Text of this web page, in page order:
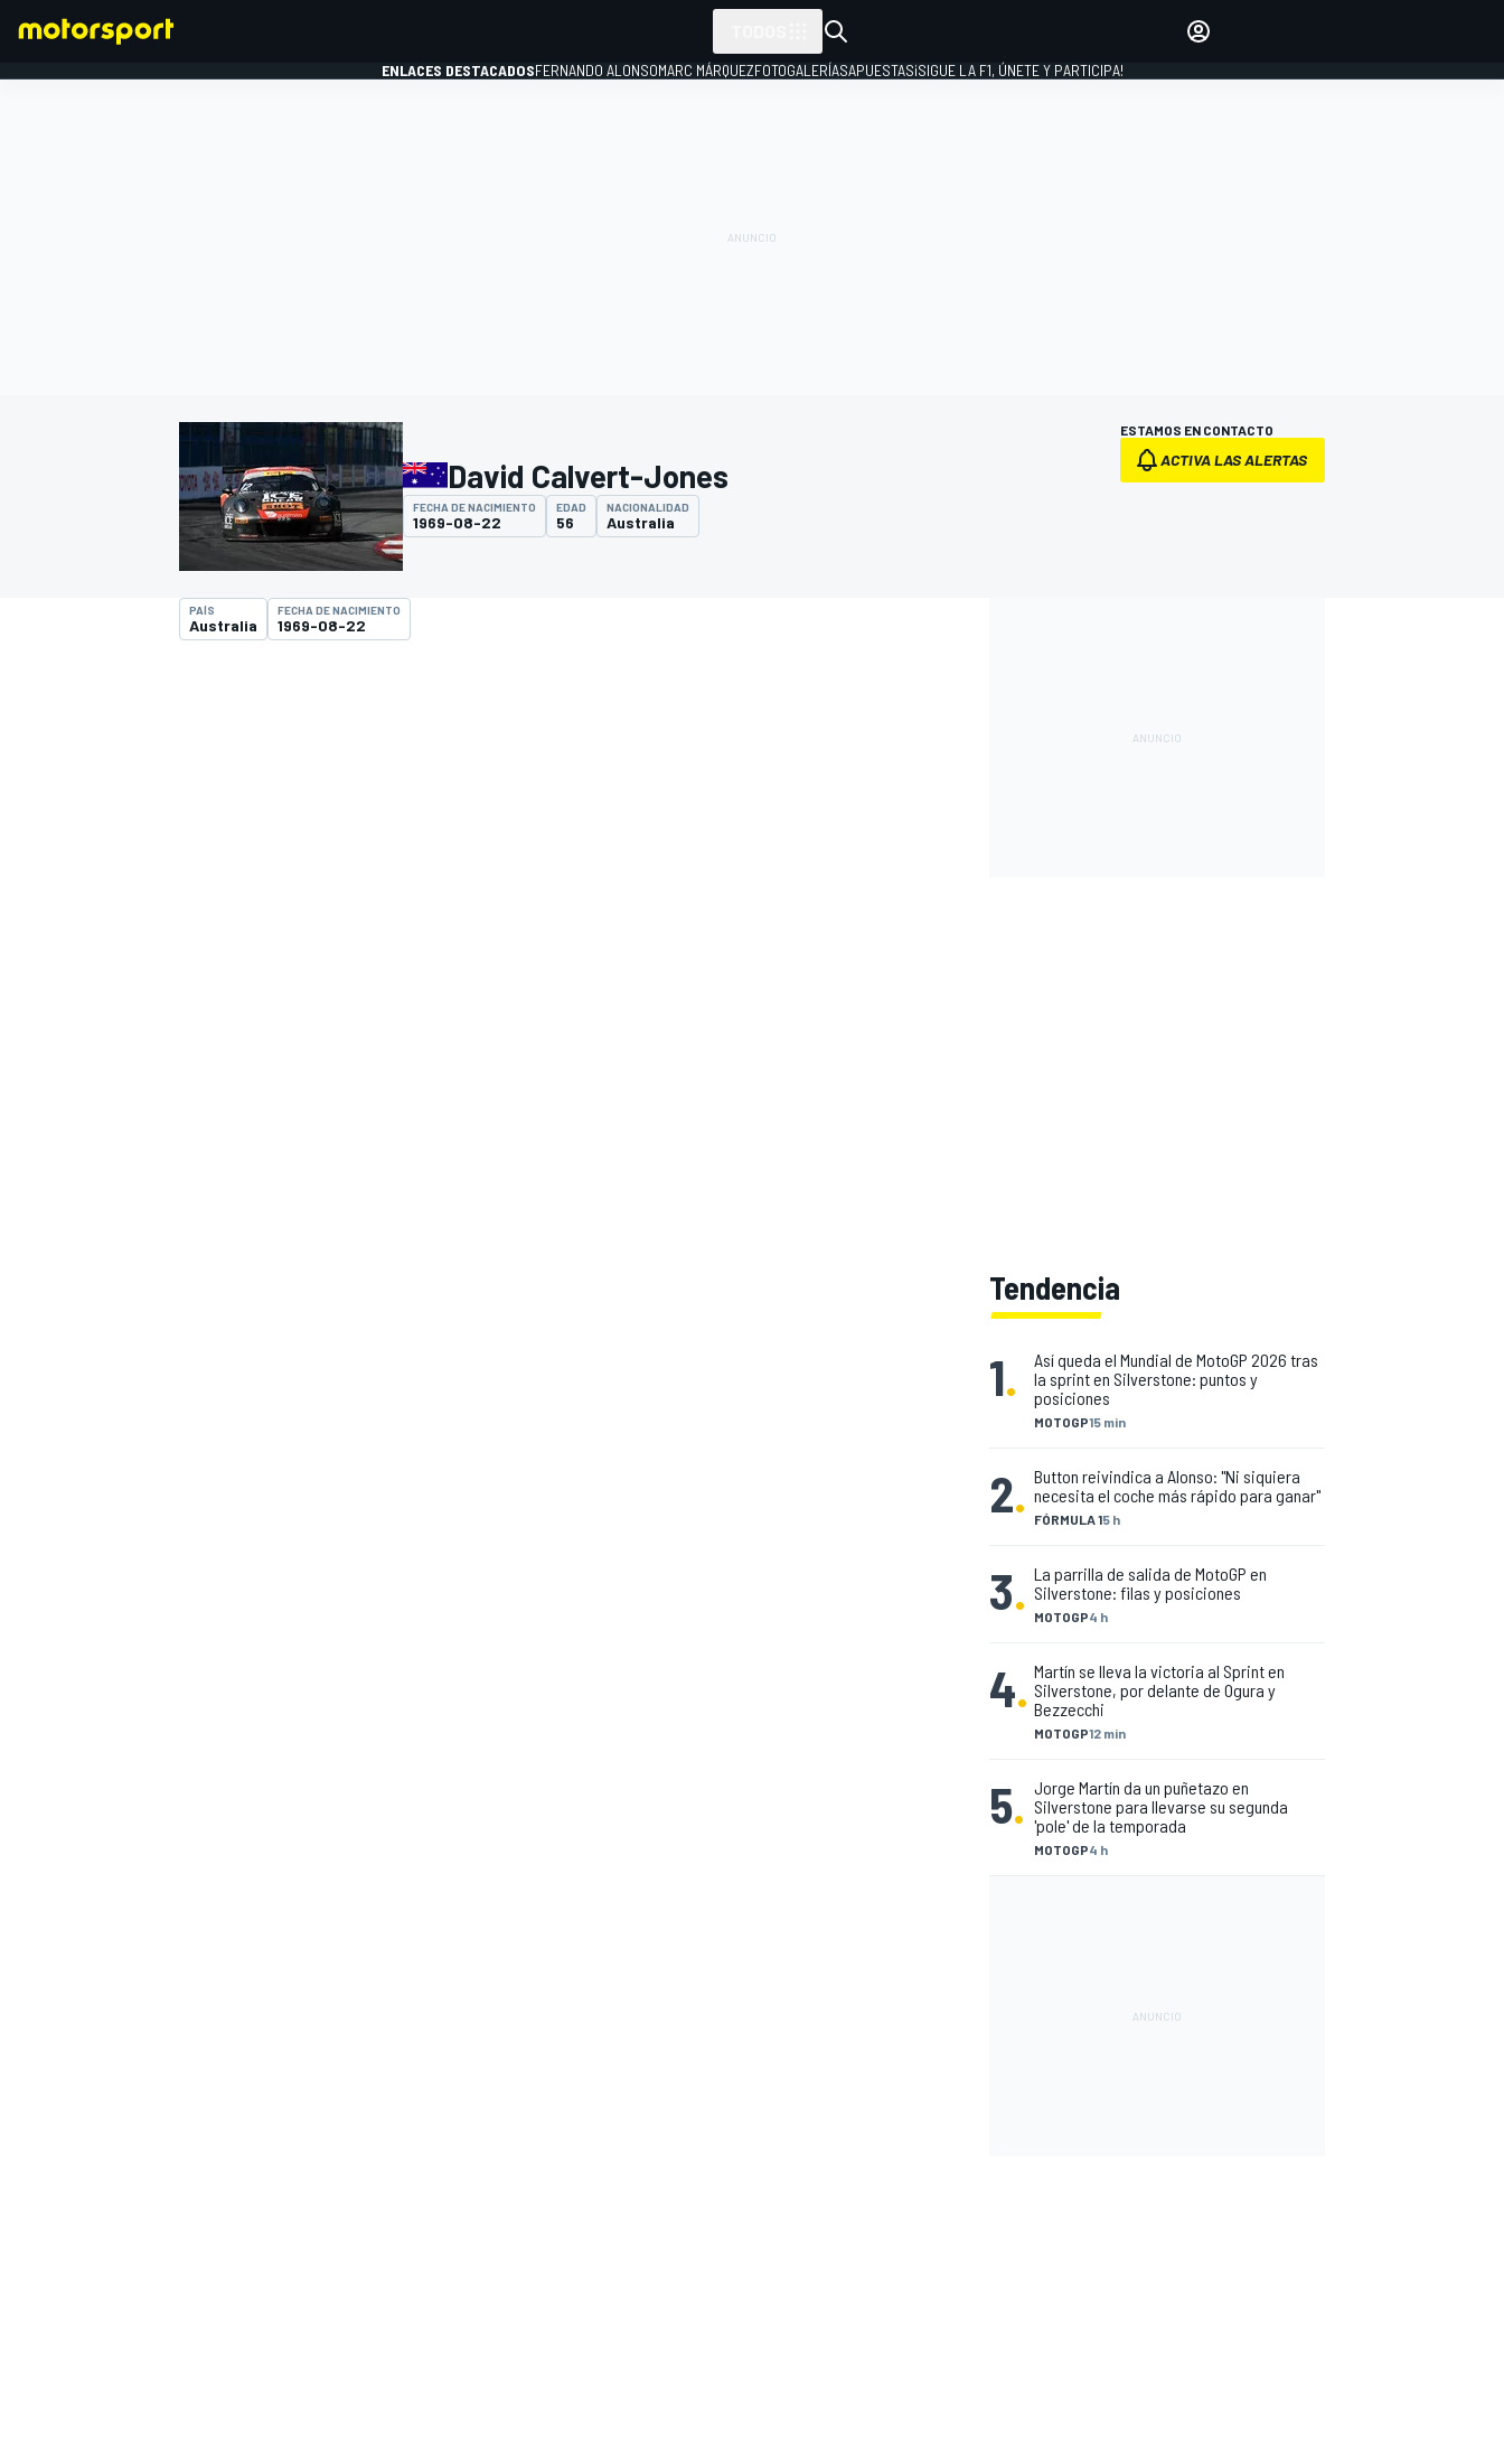
ENLACES DESTACADOSFERNANDO ALONSOMARC MÁRQUEZFOTOGALERÍASAPUESTAS¡SIGUE LA F1, ÚNETE Y PARTICIPA!
David Calvert-Jones
FECHA DE NACIMIENTO
1969-08-22
EDAD
56
NACIONALIDAD
Australia
ESTAMOS EN CONTACTO
ACTIVA LAS ALERTAS
PAÍS
Australia
FECHA DE NACIMIENTO
1969-08-22
Tendencia
1.
MOTOGP15 min
Así queda el Mundial de MotoGP 2026 tras
la sprint en Silverstone: puntos y
posiciones
2. FÓRMULA 15 h
Button reivindica a Alonso: "Ni siquiera
necesita el coche más rápido para ganar"
3. MOTOGP4 h
La parrilla de salida de MotoGP en
Silverstone: filas y posiciones
4.
MOTOGP12 min
Martín se lleva la victoria al Sprint en
Silverstone, por delante de Ogura y
Bezzecchi
5.
MOTOGP4 h
Jorge Martín da un puñetazo en
Silverstone para llevarse su segunda
'pole' de la temporada